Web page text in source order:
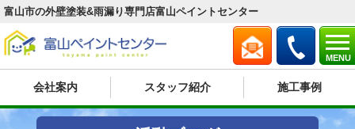
MENU
富山市の外壁塗装&雨漏り専門店富山ペイントセンター
会社案内 スタッフ紹介 施工事例